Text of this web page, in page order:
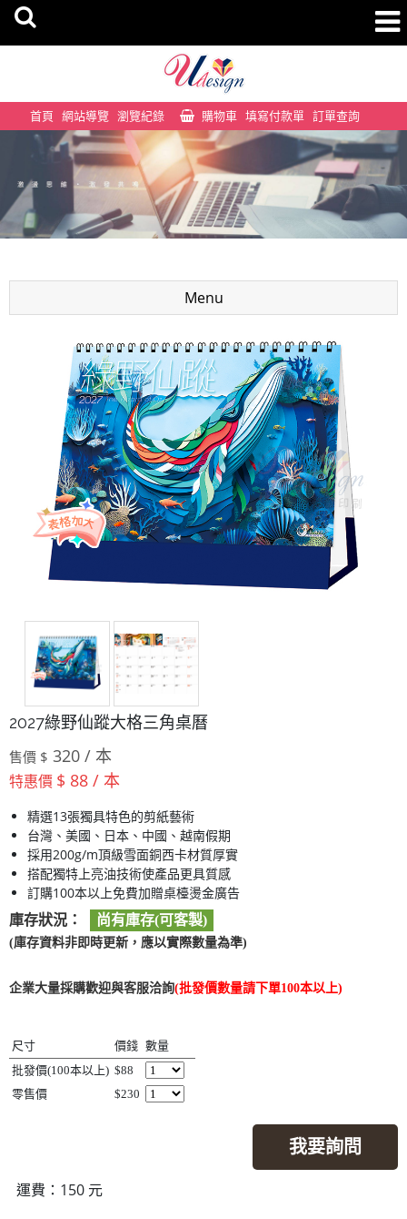
首頁 網站導覽 瀏覽紀錄 購物車 填寫付款單 訂單查詢
Menu
2027綠野仙蹤大格三角桌曆
售價 $ 320 / 本
特惠價 $ 88 / 本
精選13張獨具特色的剪紙藝術
台灣、美國、日本、中國、越南假期
採用200g/m頂級雪面銅西卡材質厚實
搭配獨特上亮油技術使產品更具質感
訂購100本以上免費加贈桌檯燙金廣告
庫存狀況： 尚有庫存(可客製)
(庫存資料非即時更新，應以實際數量為準)
企業大量採購歡迎與客服洽詢(批發價數量請下單100本以上)
尺寸 價錢 數量
批發價(100本以上) $88
零售價
$230
我要詢問
運費：150 元